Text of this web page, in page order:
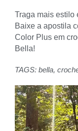
Traga mais estilo
Baixe a apostila
Color Plus em
Bella!
TAGS: bella,